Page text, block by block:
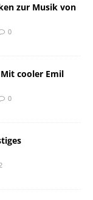
zur Musik von
0
cooler Emil
0